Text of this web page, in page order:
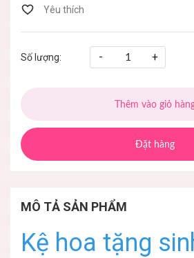
Số lượng: - +
Thêm vào giỏ
Đặt hàng
MÔ TẢ SẢN PHẨM
Kệ hoa tặng